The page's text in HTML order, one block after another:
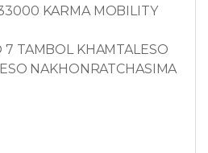
KARMA MOBILITY
7 TAMBOL KHAMTALESO
NAKHONRATCHASIMA